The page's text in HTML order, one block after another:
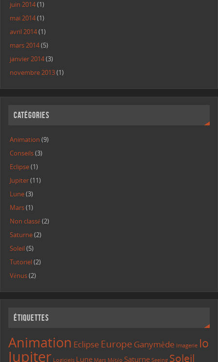
juin 2014(1)
mai 2014(1)
avril 2014(1)
mars 2014(5)
janvier 2014(3)
novembre 2013(1)
Catégories
Animation (9)
Conseils(3)
Eclipse(1)
Jupiter(11)
Lune(3)
Mars(1)
Non classé(2)
Saturne(2)
Soleil(5)
Tutoriel(2)
Vénus(2)
Étiquettes
Animation Eclipse Europe Ganymède Imagerie Io
Jupiter Logiciels Lune Mars Météo Saturne Seeing Soleil